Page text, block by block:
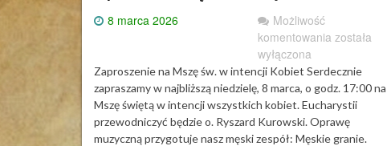
8 marca 2026
Możliwość
komentowaniaZaproszenie
Mszę
św.
w
intencji
Kobiet
została
wyłączona
Zaproszenie na Mszę św. w intencji Kobiet ​Serdecznie
zapraszamy w najbliższą niedzielę, 8 marca, o godz. 17:00 na
Mszę świętą w intencji wszystkich kobiet. Eucharystii
przewodniczyć będzie o. Ryszard Kurowski. Oprawę
muzyczną przygotuje nasz męski zespół: Męskie granie.